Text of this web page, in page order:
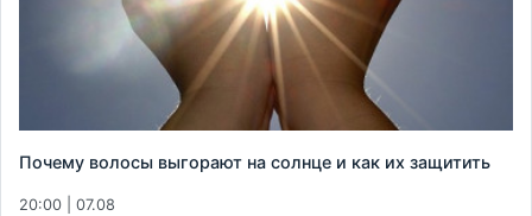
Почему волосы выгорают на солнце и как их защитить
20:00 | 07.08